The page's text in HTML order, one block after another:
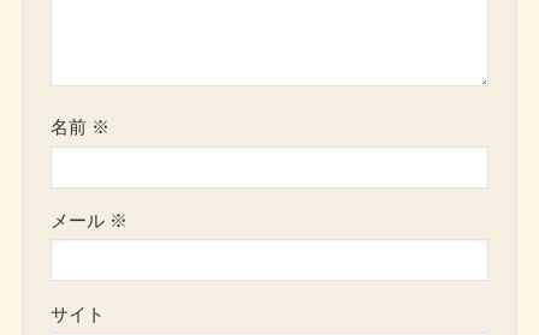
名前 ※
メール ※
サイト